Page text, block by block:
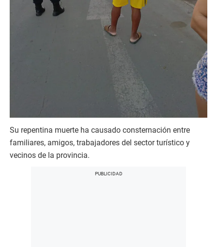
Su repentina muerte ha causado consternación entre
familiares, amigos, trabajadores del sector turístico y
vecinos de la provincia.